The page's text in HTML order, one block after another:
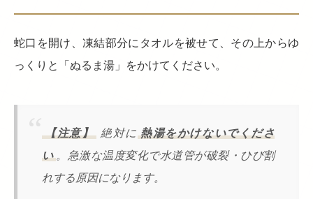
蛇口を開け、凍結部分にタオルを被せて、その上からゆ
っくりと「ぬるま湯」をかけてください。
【注意】 絶対に 熱湯をかけないでくださ
い 。急激な温度変化で水道管が破裂・ひび割
れする原因になります。